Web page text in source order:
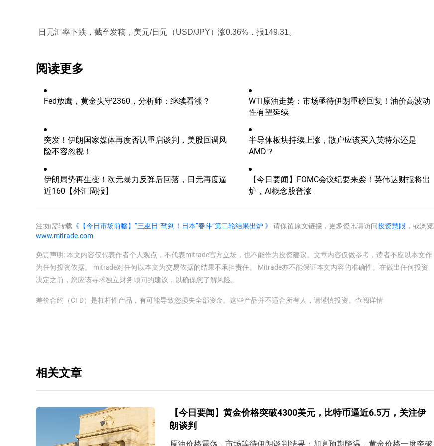
日元汇率下跌，截至发稿，美元/日元（USD/JPY）涨0.36%，报149.31。
阅读更多
Fed放鹰，黄金失守2360，分析师：继续看涨？
WTI原油走势：市场亟待伊朗重磅回复！油价高波动
性有望延续
突发！伊朗国家媒体再度否认重启谈判，美股回调风
险不容忽视！
半导体板块持续上涨，散户应该买入英特尔还是
AMD？
伊朗局势再生变！欧元暴力反弹后回落，日元再度逼
近160【外汇周报】
【今日要闻】FOMC会议纪要来袭！英伟达财报将出
炉，AI概念股普涨
注:如需转载 《【今日市场前瞻】“三巫日”驾到！日本“春斗”第二轮结果出炉 》 请保留原文链接，更多资讯请访问投资慧眼 ，或浏览
www.mitrade.com
免责声明: 本文内容仅代表作者个人观点，不代表mitrade官方立场，也不能作为投资建议。文章内容仅做参考，读者不应以本文作
为任何投资依据。 mitrade对任何以本文为交易依据的结果不承担责任。 Mitrade亦不能保证本文内容的准确性。在做出任何投资
决定之前，您应该寻求独立财务顾问的建议，以确保您了解风险。
差价合约（CFD）是杠杆性产品，有可能导致您损失全部资金。这些产品并不适合所有人，请谨慎投资。 查阅详情
相关文章
【今日要闻】黄金价格突破4300美元，比特币逼近6.5万，关注伊
朗谈判
原油价格震荡，市场等待伊朗谈判结果；加息预期降温，黄金价格一度突破